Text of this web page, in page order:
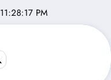
11:28:18 PM